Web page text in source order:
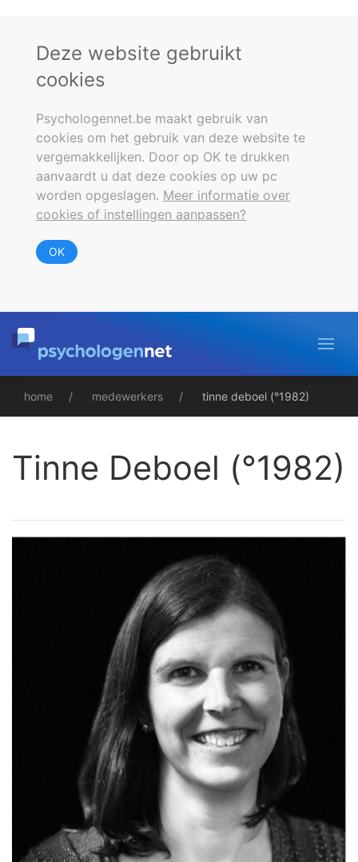
Deze website gebruikt
cookies
Psychologennet.be maakt gebruik van
cookies om het gebruik van deze website te
vergemakkelijken. Door op OK te drukken
aanvaardt u dat deze cookies op uw pc
worden opgeslagen. Meer informatie over
cookies of instellingen aanpassen?
OK
home medewerkers tinne deboel (°1982)
Tinne Deboel (°1982)